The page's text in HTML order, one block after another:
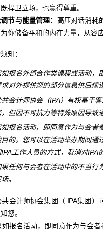
捍卫立场，也赢得尊重。
节与能量管理： 高压对话消耗
你储备平和的内在力量，从容
知：
如报名外部合作类课程或活动，
求对外提供您的部分信息供后续
共会计师协会（IPA）有权基于
，但因不可抗力等特殊原因导致
如报名活动，即同意作为与会者
目的。您可以在活动举办期间通
IPA工作人员的方式，取消对IPA
果任何与会者在活动中的不当行
。
共会计师协会集团（ IPA集团）
您。
如报名活动，即同意作为与会